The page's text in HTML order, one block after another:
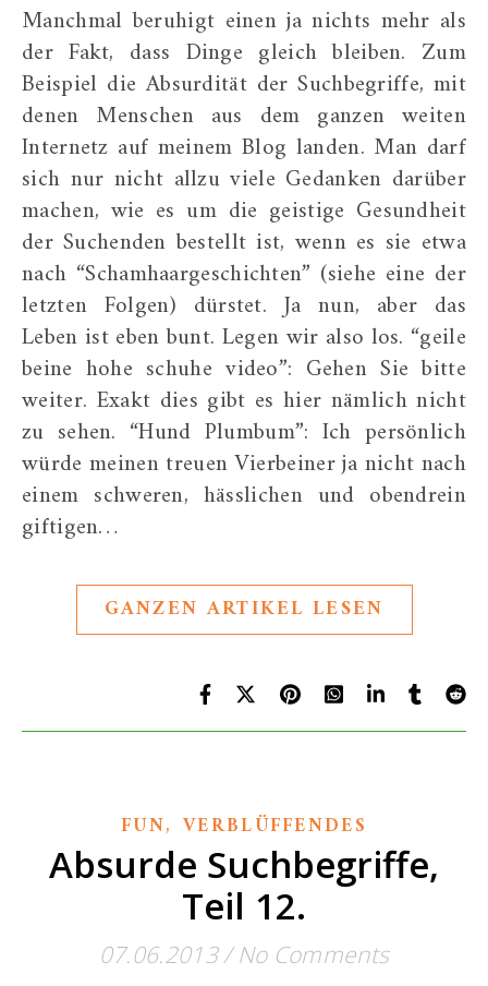
Manchmal beruhigt einen ja nichts mehr als
der Fakt, dass Dinge gleich bleiben. Zum
Beispiel die Absurdität der Suchbegriffe, mit
denen Menschen aus dem ganzen weiten
Internetz auf meinem Blog landen. Man darf
sich nur nicht allzu viele Gedanken darüber
machen, wie es um die geistige Gesundheit
der Suchenden bestellt ist, wenn es sie etwa
nach “Schamhaargeschichten” (siehe eine der
letzten Folgen) dürstet. Ja nun, aber das
Leben ist eben bunt. Legen wir also los. “geile
beine hohe schuhe video”: Gehen Sie bitte
weiter. Exakt dies gibt es hier nämlich nicht
zu sehen. “Hund Plumbum”: Ich persönlich
würde meinen treuen Vierbeiner ja nicht nach
einem schweren, hässlichen und obendrein
giftigen…
GANZEN ARTIKEL LESEN
FUN, VERBLÜFFENDES
Absurde Suchbegriffe,
Teil 12.
07.06.2013/ No Comments